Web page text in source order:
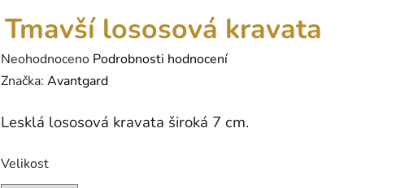
Tmavší lososová kravata
Průměrné
hodnocení
je
z
Neohodnoceno Podrobnosti hodnocení
Značka: Avantgard
Lesklá lososová kravata široká 7 cm.
Velikost